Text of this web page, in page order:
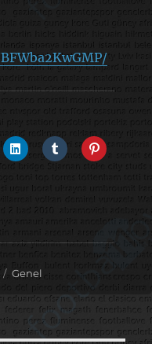
Kategoriler
Genel